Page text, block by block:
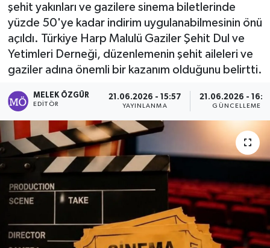
şehit yakınları ve gazilere sinema biletlerinde
yüzde 50'ye kadar indirim uygulanabilmesinin önü
açıldı. Türkiye Harp Malulü Gaziler Şehit Dul ve
Yetimleri Derneği, düzenlemenin şehit aileleri ve
gaziler adına önemli bir kazanım olduğunu belirtti.
MELEK ÖZGÜR
EDITÖR
21.06.2026 - 15:57
YAYINLANMA
21.06.2026 -
GÜNCELLEME
Sağlık
Spor